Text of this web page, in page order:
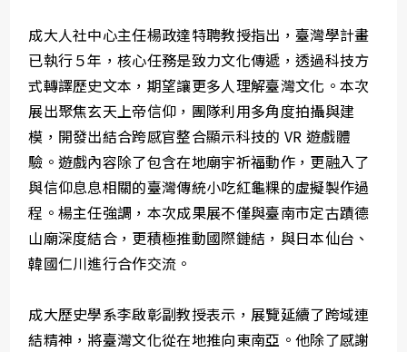
成大人社中心主任楊政達特聘教授指出，臺灣學計畫
已執行５年，核心任務是致力文化傳遞，透過科技方
式轉譯歷史文本，期望讓更多人理解臺灣文化。本次
展出聚焦玄天上帝信仰，團隊利用多角度拍攝與建
模，開發出結合跨感官整合顯示科技的 VR 遊戲體
驗。遊戲內容除了包含在地廟宇祈福動作，更融入了
與信仰息息相關的臺灣傳統小吃紅龜粿的虛擬製作過
程。楊主任強調，本次成果展不僅與臺南市定古蹟德
山廟深度結合，更積極推動國際鏈結，與日本仙台、
韓國仁川進行合作交流。
成大歷史學系李啟彰副教授表示，展覽延續了跨域連
結精神，將臺灣文化從在地推向東南亞。他除了感謝